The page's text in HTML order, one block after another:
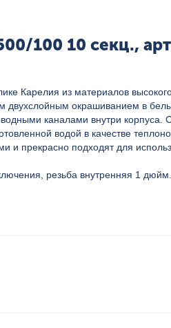
100 10 секц.,
Карелия из материалов высокого
двухслойным окрашиванием в
каналами внутри корпуса.
водой в качестве
и прекрасно подходят для
резьба внутренняя 1